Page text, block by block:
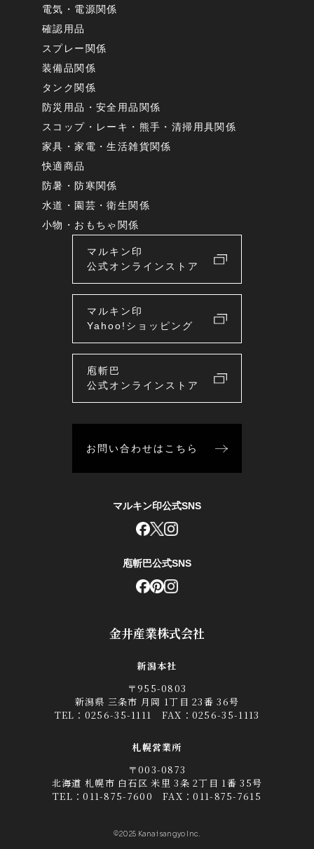
金井産業株式会社
新潟本社
〒955-0803
新潟県 三条市 月岡 1丁目 23番 36号
TEL： 0256-35-1111 FAX：0256-35-1113
札幌営業所
〒003-0873
北海道 札幌市 白石区 米里 3条 2丁目 1番 35号
TEL：011-875-7600 FAX：011-875-7615
©2025 Kanai sangyo Inc.
電気・電源関係
確認用品
スプレー関係
装備品関係
タンク関係
防災用品・安全用品関係
スコップ・レーキ・熊手・清掃用具関係
家具・家電・生活雑貨関係
快適商品
防暑・防寒関係
水道・園芸・衛生関係
小物・おもちゃ関係
マルキン印
公式オンラインストア
マルキン印
Yahoo!ショッピング
庖斬巴
公式オンラインストア
お問い合わせはこちら
マルキン印公式SNS
庖斬巴公式SNS